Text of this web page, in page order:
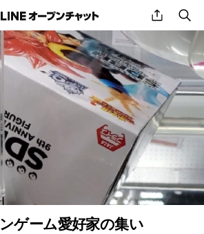
share
ゲーム愛好家の集い